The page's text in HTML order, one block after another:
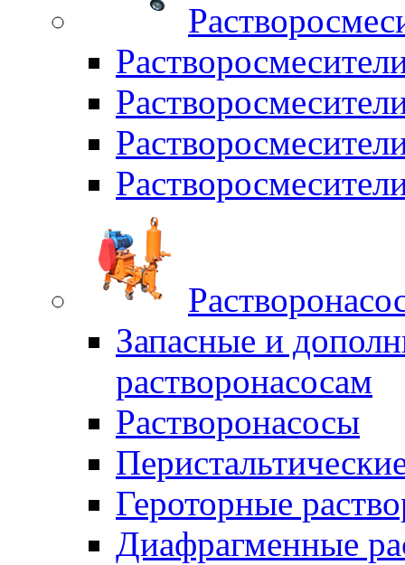
Запасные и
растворонасосам
Растворонасосы
Героторные
Диафрагменные